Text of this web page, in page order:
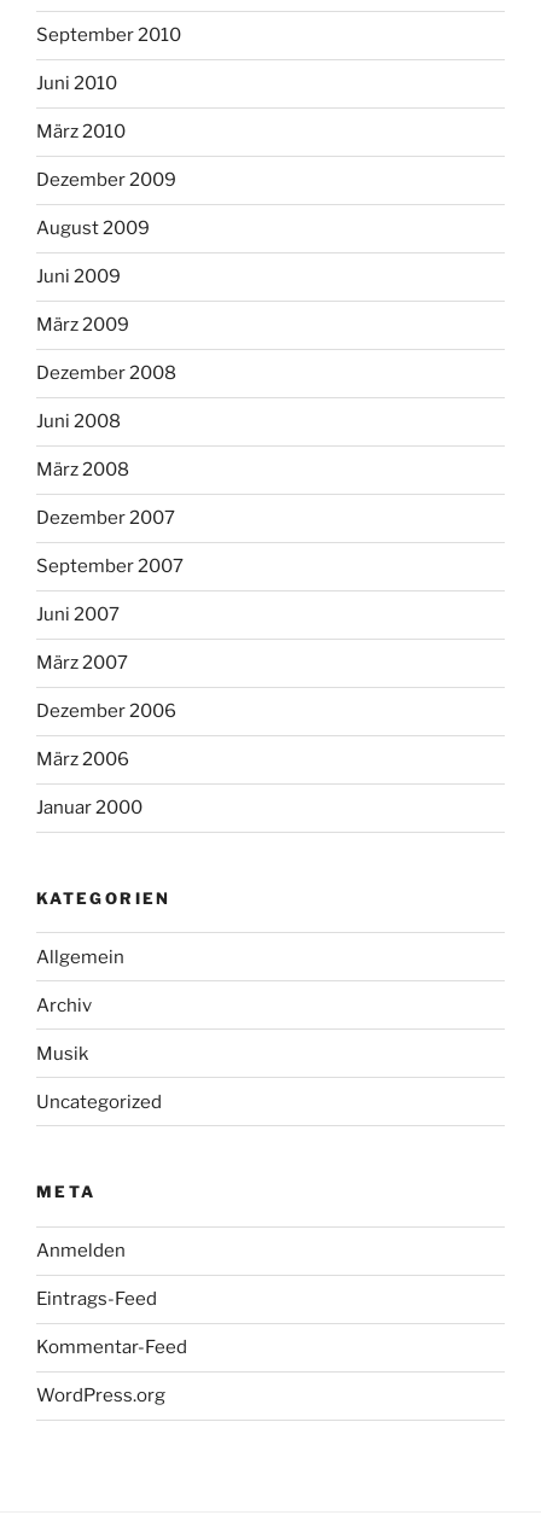
September 2010
Juni 2010
März 2010
Dezember 2009
August 2009
Juni 2009
März 2009
Dezember 2008
Juni 2008
März 2008
Dezember 2007
September 2007
Juni 2007
März 2007
Dezember 2006
März 2006
Januar 2000
KATEGORIEN
Allgemein
Archiv
Musik
Uncategorized
META
Anmelden
Eintrags-Feed
Kommentar-Feed
WordPress.org